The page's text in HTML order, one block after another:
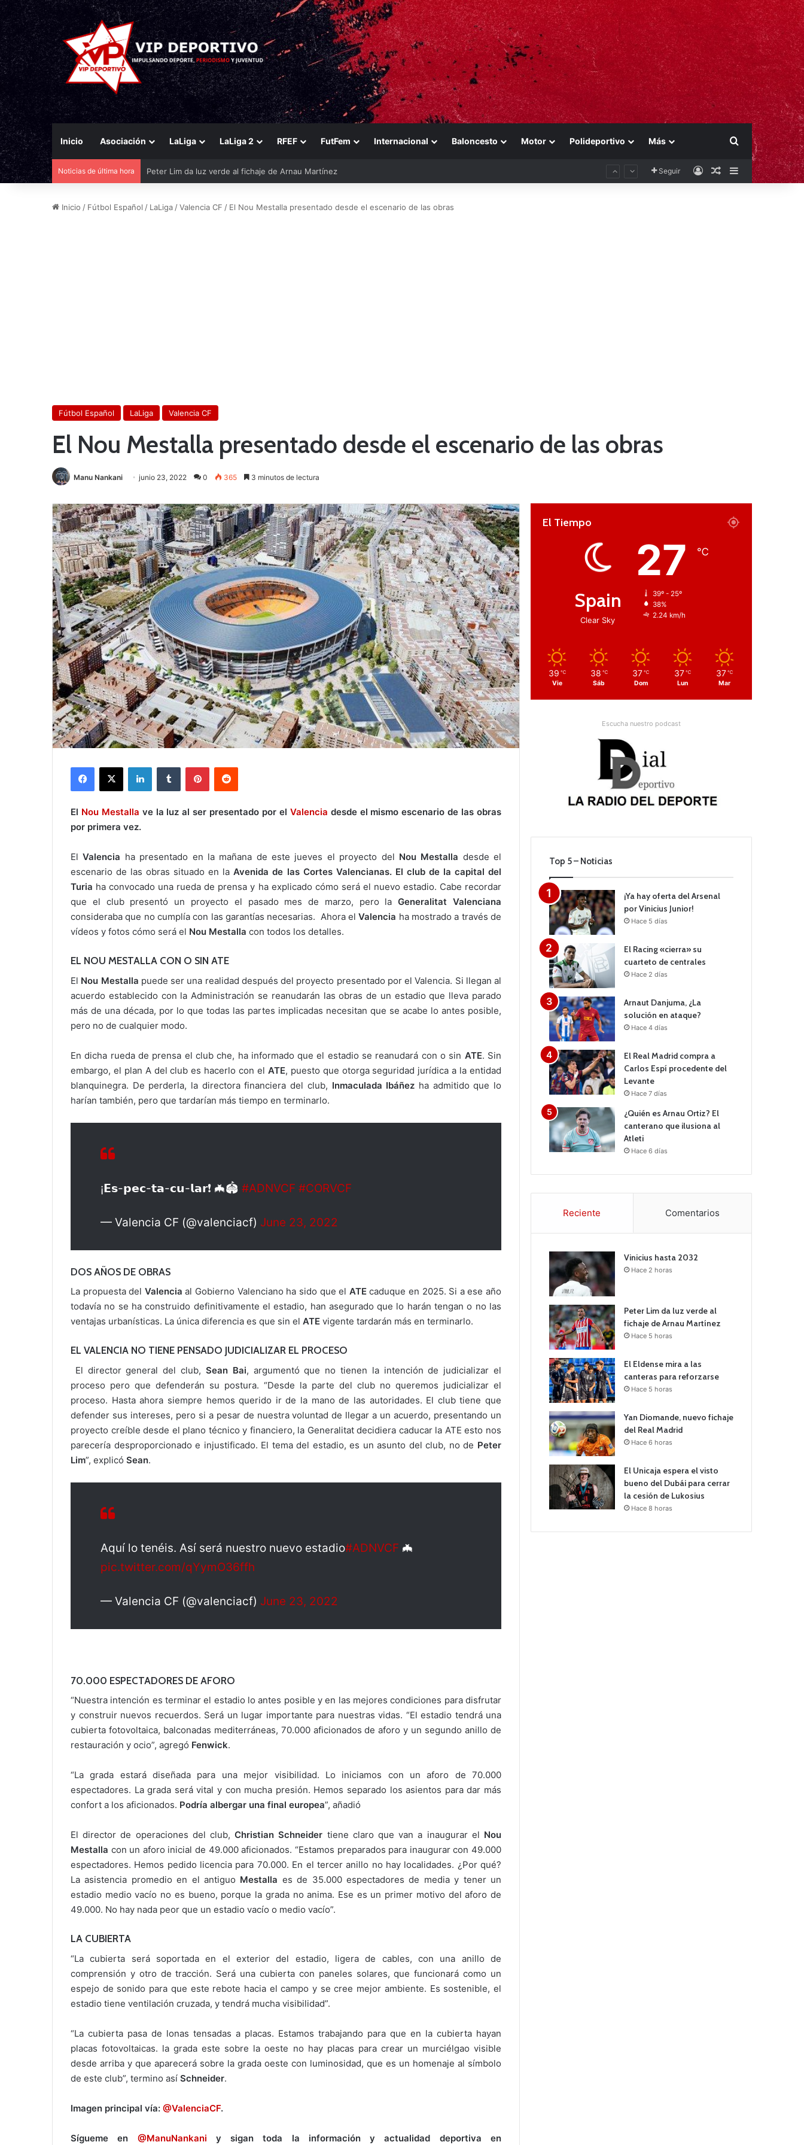
Inicio Asociación LaLiga LaLiga 2 RFEF FutFem Internacional Baloncesto Motor Polideportivo Más Buscar por
Noticias de última hora El Eldense mira a las canteras para reforzarse Seguir AccesoPublicación al
Barra lateral
Inicio / Fútbol Español / LaLiga /Valencia CF / El Nou Mestalla presentado desde el escenario de las obras
Fútbol Español LaLiga Valencia CF
El Nou Mestalla presentado desde el escenario de las obras
Manu Nankani junio 23, 2022 0 365 3 minutos de lectura
El Nou Mestalla ve la luz al ser presentado por el Valencia desde el mismo escenario de las obras
por primera vez.
ElValencia ha presentado en la mañana de este jueves el proyecto del Nou Mestalla desde el
escenario de las obras situado en laAvenida de las Cortes Valencianas. El club de la capital del
Turia ha convocado una rueda de prensa y ha explicado cómo será el nuevo estadio. Cabe recordar
que el club presentó un proyecto el pasado mes de marzo, pero laGeneralitat Valenciana
consideraba que no cumplía con las garantías necesarias. Ahora elValencia ha mostrado a través de
vídeos y fotos cómo será el Nou Mestalla con todos los detalles.
EL NOU MESTALLA CON O SIN ATE
El Nou Mestalla puede ser una realidad después del proyecto presentado por el Valencia. Si llegan al
acuerdo establecido con la Administración se reanudarán las obras de un estadio que lleva parado
más de una década, por lo que todas las partes implicadas necesitan que se acabe lo antes posible,
pero no de cualquier modo.
En dicha rueda de prensa el club che, ha informado que el estadio se reanudará con o sin ATE. Sin
embargo, el plan A del club es hacerlo con el ATE, puesto que otorga seguridad jurídica a la entidad
blanquinegra. De perderla, la directora financiera del club, Inmaculada Ibáñez ha admitido que lo
harían también, pero que tardarían más tiempo en terminarlo.
¡𝗘𝘀-𝗽𝗲𝗰-𝘁𝗮-𝗰𝘂-𝗹𝗮𝗿❗ 🦇🏟️ #ADNVCF #CORVCF
— Valencia CF (@valenciacf) June 23, 2022
DOS AÑOS DE OBRAS
La propuesta del Valencia al Gobierno Valenciano ha sido que el ATEcaduque en 2025. Si a ese año
todavía no se ha construido definitivamente el estadio, han asegurado que lo harán tengan o no las
ventajas urbanísticas. La única diferencia es que sin el ATE vigente tardarán más en terminarlo.
EL VALENCIA NO TIENE PENSADO JUDICIALIZAR EL PROCESO
El director general del club, Sean Bai, argumentó que no tienen la intención de judicializar el
proceso pero que defenderán su postura. “Desde la parte del club no queremos judicializar el
proceso. Hasta ahora siempre hemos querido ir de la mano de las autoridades. El club tiene que
defender sus intereses, pero si a pesar de nuestra voluntad de llegar a un acuerdo, presentando un
proyecto creíble desde el plano técnico y financiero, la Generalitat decidiera caducar la ATE esto nos
parecería desproporcionado e injustificado. El tema del estadio, es un asunto del club, no de Peter
Lim”, explicó Sean.
Aquí lo tenéis. Así será nuestro nuevo estadio#ADNVCF 🦇
pic.twitter.com/qYymO36ffh
— Valencia CF (@valenciacf) June 23, 2022
70.000 ESPECTADORES DE AFORO
“Nuestra intención es terminar el estadio lo antes posible y en las mejores condiciones para disfrutar
y construir nuevos recuerdos. Será un lugar importante para nuestras vidas. “El estadio tendrá una
cubierta fotovoltaica, balconadas mediterráneas, 70.000 aficionados de aforo y un segundo anillo de
restauración y ocio”, agregó Fenwick.
“La grada estará diseñada para una mejor visibilidad. Lo iniciamos con un aforo de 70.000
espectadores. La grada será vital y con mucha presión. Hemos separado los asientos para dar más
confort a los aficionados. Podría albergar una final europea”, añadió
El director de operaciones del club,Christian Schneider tiene claro que van a inaugurar el Nou
Mestalla con un aforo inicial de 49.000 aficionados. “Estamos preparados para inaugurar con 49.000
espectadores. Hemos pedido licencia para 70.000. En el tercer anillo no hay localidades. ¿Por qué?
La asistencia promedio en el antiguo Mestalla es de 35.000 espectadores de media y tener un
estadio medio vacío no es bueno, porque la grada no anima. Ese es un primer motivo del aforo de
49.000. No hay nada peor que un estadio vacío o medio vacío”.
LA CUBIERTA
“La cubierta será soportada en el exterior del estadio, ligera de cables, con una anillo de
comprensión y otro de tracción. Será una cubierta con paneles solares, que funcionará como un
espejo de sonido para que este rebote hacia el campo y se cree mejor ambiente. Es sostenible, el
estadio tiene ventilación cruzada, y tendrá mucha visibilidad”.
“La cubierta pasa de lonas tensadas a placas. Estamos trabajando para que en la cubierta hayan
placas fotovoltaicas. la grada este sobre la oeste no hay placas para crear un murciélgao visible
desde arriba y que aparecerá sobre la grada oeste con luminosidad, que es un homenaje al símbolo
de este club”, termino así Schneider.
Imagen principal vía: @ValenciaCF.
Sígueme en @ManuNankani y sigan toda la información y actualidad deportiva en
El Tiempo
Spain
Clear Sky
27 ℃
39º - 25º
38%
2.24 km/h
39 ℃
Vie
38 ℃
Sáb
37 ℃
Dom
37 ℃
Lun
37 ℃
Mar
Escucha nuestro podcast
Top 5 – Noticias
¡Ya hay oferta del Arsenal
por Vinicius Junior!
Hace 5 días
El Racing «cierra» su
cuarteto de centrales
Hace 2 días
Arnaut Danjuma, ¿La
solución en ataque?
Hace 4 días
El Real Madrid compra a
Carlos Espí procedente del
Levante
Hace 7 días
¿Quién es Arnau Ortiz? El
canterano que ilusiona al
Atleti
Hace 6 días
Reciente Comentarios
Vinicius hasta 2032
Hace 2 horas
Peter Lim da luz verde al
fichaje de Arnau Martínez
Hace 5 horas
El Eldense mira a las
canteras para reforzarse
Hace 5 horas
Yan Diomande, nuevo fichaje
del Real Madrid
Hace 6 horas
El Unicaja espera el visto
bueno del Dubái para cerrar
la cesión de Lukosius
Hace 8 horas